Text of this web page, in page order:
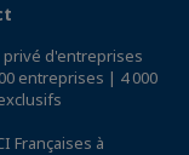
privé d'entreprises
entreprises | 4 000
Françaises à